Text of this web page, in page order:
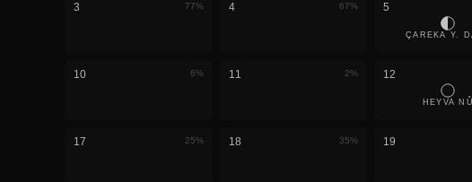
3 77% 4 67% 5
ÇAREKA Y.
10 6% 11 2% 12
HEYVA NÛ
17 25% 18 35% 19